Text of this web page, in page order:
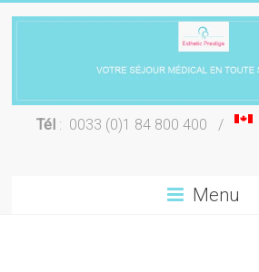
Chirurgie
Tél: 0033 (0)1 84 800 400 /
Menu